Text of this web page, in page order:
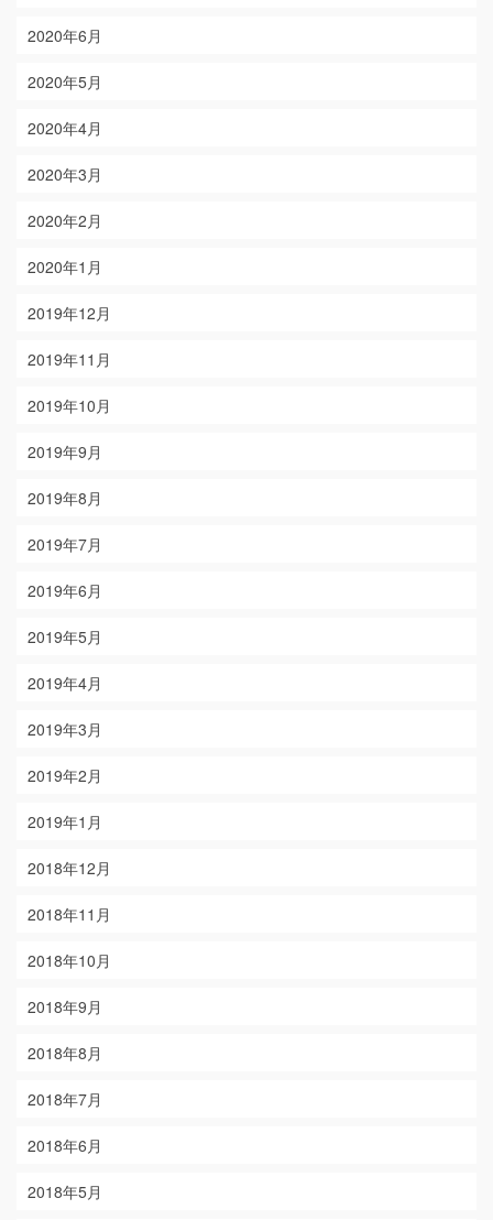
2020年6月
2020年5月
2020年4月
2020年3月
2020年2月
2020年1月
2019年12月
2019年11月
2019年10月
2019年9月
2019年8月
2019年7月
2019年6月
2019年5月
2019年4月
2019年3月
2019年2月
2019年1月
2018年12月
2018年11月
2018年10月
2018年9月
2018年8月
2018年7月
2018年6月
2018年5月